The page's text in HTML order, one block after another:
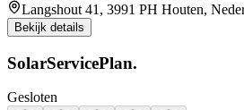
Langshout 41, 3991 PH Houten,
Bekijk details
SolarServicePlan.
Gesloten